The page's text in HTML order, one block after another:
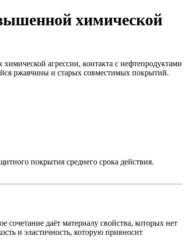
химической
агрессии, контакта с нефтепродуктами
ржавчины и старых совместимых покрытий.
покрытия среднего срока действия.
даёт материалу свойства, которых нет
и эластичность, которую привносит